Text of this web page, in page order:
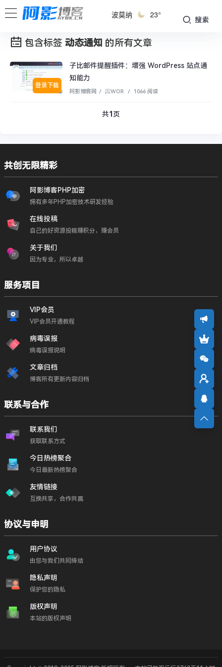
波莫纳 23°
搜索
包含标签 动态通知 的所有文章
登录下载
子比邮件提醒插件：增强 WordPress 站点通
知能力
阿影博客网 / 📀WOR / 1066 阅读
共1 页
共创无限精彩
阿影博客PHP加密
拥有多年PHP加密技术研发经验
在线投稿
自己的好资源投稿赚积分，赚会员
关于我们
因为专业，所以卓越
服务项目
VIP会员
VIP会员开通教程
病毒误报
病毒误报说明
文章归档
博客所有更新内容归档
联系与合作
联系我们
获取联系方式
今日热榜聚合
今日最新热榜聚合
友情链接
互换共享，合作共赢
协议与申明
用户协议
由您与我们共同缔结
隐私声明
保护您的隐私
版权声明
本站的版权声明